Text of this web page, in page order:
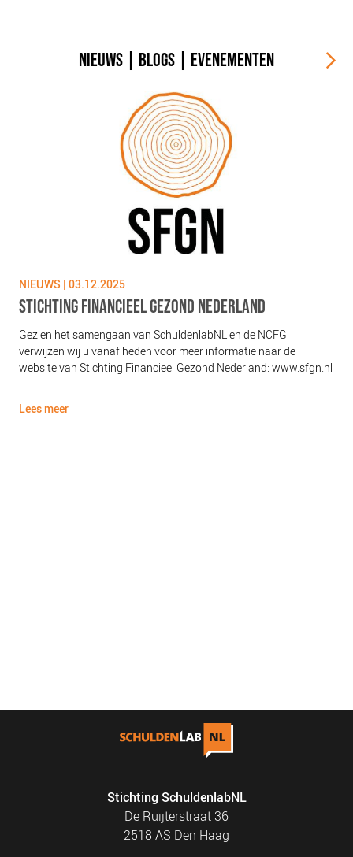
NIEUWS BLOGS EVENEMENTEN
NIEUWS | 03.12.2025
STICHTING FINANCIEEL GEZOND NEDERLAND
Gezien het samengaan van SchuldenlabNL en de NCFG
verwijzen wij u vanaf heden voor meer informatie naar de
website van Stichting Financieel Gezond Nederland: www.sfgn.nl
Lees meer
Stichting SchuldenlabNL
De Ruijterstraat 36
2518 AS Den Haag